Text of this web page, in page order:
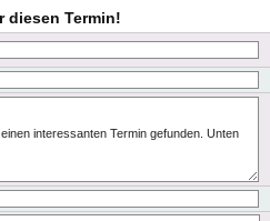
diesen Termin!